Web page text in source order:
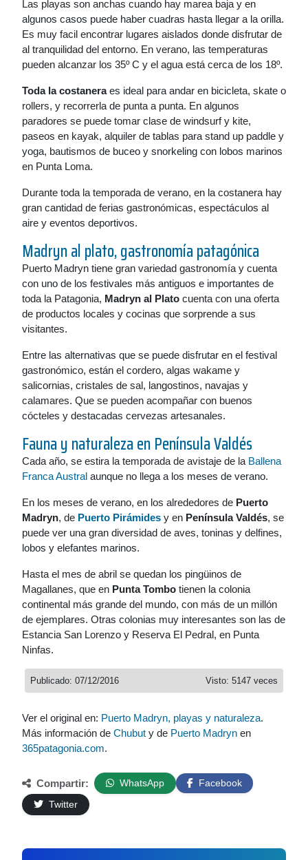
Las playas son anchas cuando hay marea baja y en
algunos casos puede haber cuadras hasta llegar a la orilla.
Es muy facil encontrar lugares aislados donde disfrutar de
al tranquilidad del entorno. En verano, las temperaturas
pueden alcanzar los 35º C y el agua está cerca de los 18º.
Toda la costaneraes ideal para andar en bicicleta, skate o
rollers, y recorrerla de punta a punta. En algunos
paradores se puede tomar clase de windsurf y kite,
paseos en kayak, alquiler de tablas para stand up paddle y
yoga, bautismos de buceo y snorkeling con lobos marinos
en Punta Loma.
Durante toda la temporada de verano, en la costanera hay
gran cantidad de ferias gastronómicas, espectáculos al
aire y eventos deportivos.
Madryn al plato, gastronomía patagónica
Puerto Madryn tiene gran variedad gastronomía y cuenta
con uno de los festivales más antiguos e importantes de
toda la Patagonia, Madryn al Plato cuenta con una oferta
de productos locales y cocinas que sorprende a sus
visitantes.
Entre las alternativas que se puede disfrutar en el festival
gastronómico, están el cordero, algas wakame y
salicornias, cristales de sal, langostinos, navajas y
calamares. Que se pueden acompañar con buenos
cócteles y destacadas cervezas artesanales.
Fauna y naturaleza enPenínsula Valdés
Cada año, se estira la temporada de avistaje de la Ballena
Franca Austral aunque no llega a los meses de verano.
En los meses de verano, en los alrededores de Puerto
Madryn, de Puerto Pirámides y en Península Valdés, se
puede ver una gran diversidad de aves, toninas y delfines,
lobos y elefantes marinos.
Hasta el mes de abril se quedan los pingüinos de
Magallanes, que en Punta Tombo tienen la colonia
continental más grande del mundo, con más de un millón
de ejemplares. Otras colonias muy interesantes son las de
Estancia San Lorenzo y Reserva El Pedral, en Punta
Ninfas.
Visto: 5147 veces
Publicado: 07/12/2016
Ver el original en: Puerto Madryn, playas y naturaleza.
Más información de Chubut y de Puerto Madryn en
365patagonia.com.
Compartir: WhatsApp
Facebook
Twitter